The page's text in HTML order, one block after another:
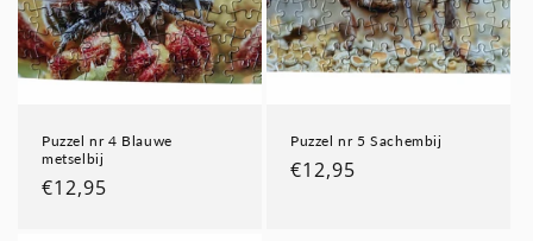
Puzzel nr 4 Blauwe
metselbij
Normale
€12,95
Puzzel nr 5 Sachembij
Normale
€12,95